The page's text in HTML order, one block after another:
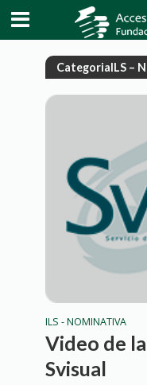
CategoriaILS –
ILS - NOMINATIVA
Video de
Svisual